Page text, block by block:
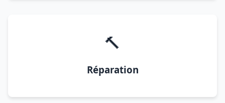
🔨
Réparation